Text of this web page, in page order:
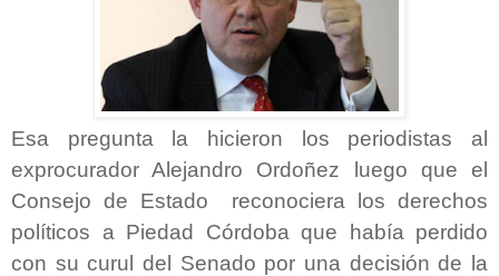
Esa pregunta la hicieron los periodistas al
exprocurador Alejandro Ordoñez luego que el
Consejo de Estado reconociera los derechos
políticos a Piedad Córdoba que había perdido
con su curul del Senado por una decisión de la